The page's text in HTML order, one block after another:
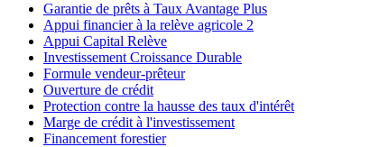
Garantie de prêts à Taux Avantage Plus
Appui financier à la relève agricole 2
Appui Capital Relève
Investissement Croissance Durable
Formule vendeur-prêteur
Ouverture de crédit
Protection contre la hausse des taux d'intérêt
Marge de crédit à l'investissement
Financement forestier